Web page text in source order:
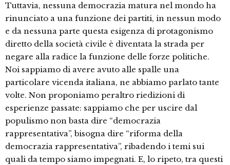
Tuttavia, nessuna democrazia matura nel mondo ha
rinunciato a una funzione dei partiti, in nessun modo
e da nessuna parte questa esigenza di protagonismo
diretto della società civile è diventata la strada per
negare alla radice la funzione delle forze politiche.
Noi sappiamo di avere avuto alle spalle una
particolare vicenda italiana, ne abbiamo parlato tante
volte. Non proponiamo peraltro riedizioni di
esperienze passate: sappiamo che per uscire dal
populismo non basta dire “democrazia
rappresentativa”, bisogna dire “riforma della
democrazia rappresentativa”, ribadendo i temi sui
quali da tempo siamo impegnati. E, lo ripeto, tra questi